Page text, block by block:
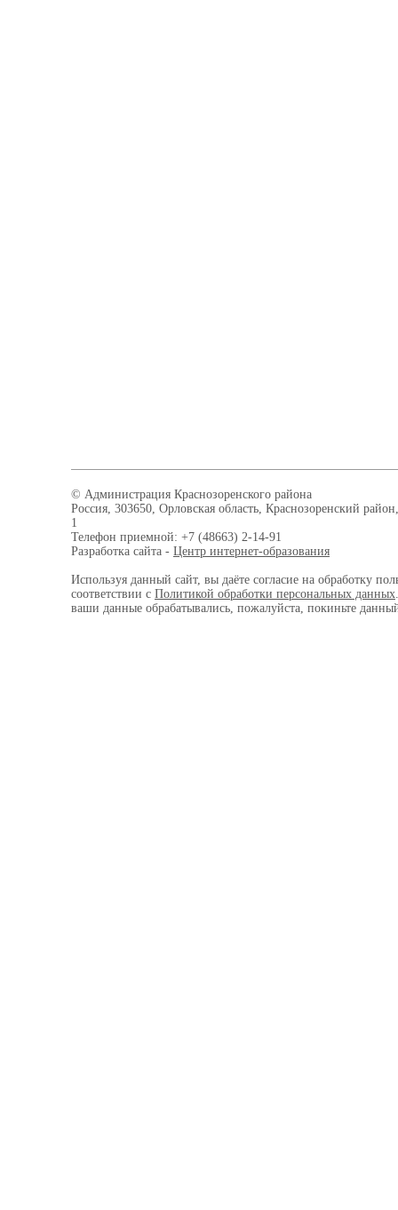
© Администрация Краснозоренского района
Россия, 303650, Орловская область, Краснозоренский
1
Телефон приемной: +7 (48663) 2-14-91
Разработка сайта - Центр интернет-образования
Используя данный сайт, вы даёте согласие на обработку
соответствии с Политикой обработки персональных данных
ваши данные обрабатывались, пожалуйста, покиньте